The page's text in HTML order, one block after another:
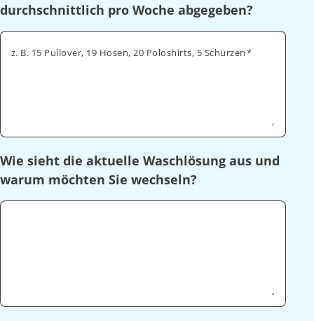
durchschnittlich pro Woche abgegeben?
z. B. 15 Pullover, 19 Hosen, 20 Poloshirts, 5 Schürzen
Wie sieht die aktuelle Waschlösung aus und
warum möchten Sie wechseln?